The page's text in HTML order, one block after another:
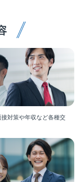
おり、育成にも
的な働き方か
。中には100万円
でいただいた後
、別職種へキャ
くことも可能で
対策や年収など各種交